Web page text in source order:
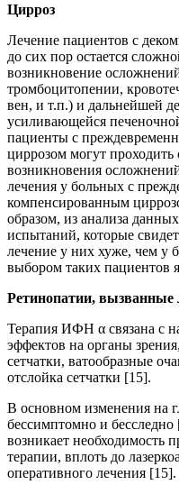
Цирроз
Лечение пациентов с
до сих пор остается
возникновение
тромбоцитопении,
вен, и т.п.) и дальнейшей
усиливающейся
пациенты с
циррозом могут проходить
возникновения
лечения у больных с
компенсированным
образом, из анализа
испытаний, которые
лечение у них хуже, чем у
выбором таких пациентов
Ретинопатии, вызванные
Терапия ИФН α связана с
эффектов на органы
сетчатки, ватообразные
отслойка сетчатки [15].
В основном изменения на
бессимптомно и
возникает необходимость
терапии, вплоть до
оперативного лечения [15].